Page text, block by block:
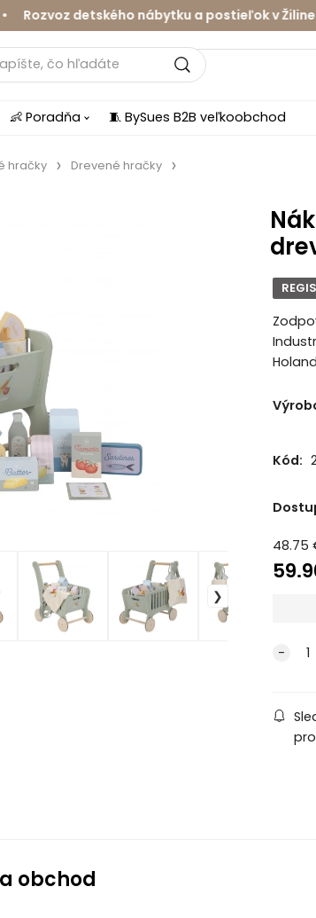
detského nábytku a postieľok v Žiline
👶 Poradňa 🧵 BySues B2B veľkoobchod
hračky Drevené hračky
Kód:
48.75
obchod